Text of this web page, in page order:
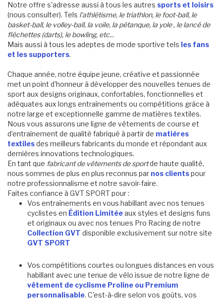
Notre offre s'adresse aussi à tous les autres sports et loisirs
(nous consulter). Tels l'athlétisme, le triathlon, le foot-ball, le
basket-ball, le volley-ball, la voile, la pétanque, la yole , le lancé de
fléchettes (darts), le bowling, etc...
Mais aussi à tous les adeptes de mode sportive tels les fans
et les supporters.
Chaque année, notre équipe jeune, créative et passionnée
met un point d'honneur à développer des nouvelles tenues de
sport aux designs originaux, confortables, fonctionnelles et
adéquates aux longs entraînements ou compétitions grâce à
notre large et exceptionnelle gamme de matières textiles.
Nous vous assurons une ligne de vêtements de course et
d’entraînement de qualité fabriqué à partir de matières
textilesdes meilleurs fabricants du monde et répondant aux
dernières innovations technologiques.
En tant que fabricant de vêtements de sportde haute qualité,
nous sommes de plus en plus reconnus par nos clientspour
notre professionnalisme et notre savoir-faire.
Faites confiance à GVT SPORT pour :
Vos entraînements en vous habillant avec nos tenues
cyclistes en Édition Limitéeaux styles et designs funs
et originaux ou avec nos tenues Pro Racing de notre
Collection GVT disponible exclusivement sur notre site
GVT SPORT
Vos compétitions courtes ou longues distances en vous
habillant avec une tenue de vélo issue de notre ligne de
vêtement de cyclisme Proline ou Premium
personnalisable. C'est-à-dire selon vos goûts, vos